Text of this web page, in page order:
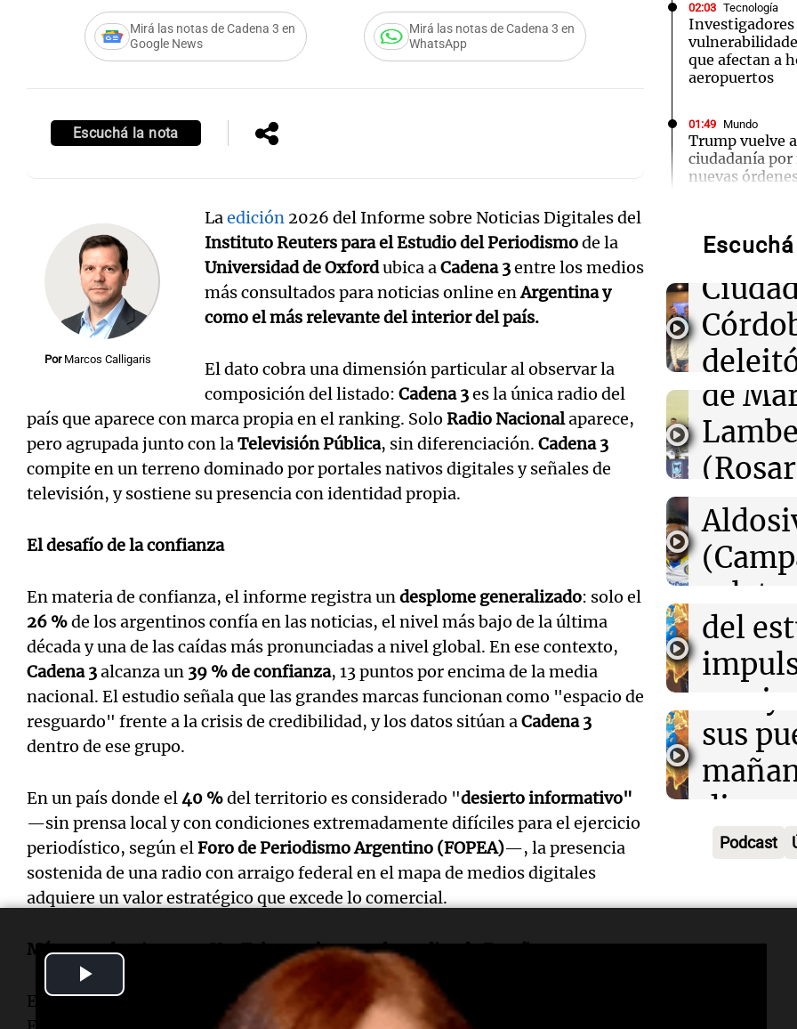
Mirá las notas de Cadena 3 en
Google News
Mirá las notas de Cadena 3 en
WhatsApp
Escuchá la nota
Por Marcos Calligaris
Laedición 2026 del Informe sobre Noticias Digitales del
Instituto Reuters para el Estudio del Periodismode la
Universidad de Oxfordubica aCadena 3entre los medios
más consultados para noticias online enArgentina y
como el más relevante del interior del país.
El dato cobra una dimensión particular al observar la
composición del listado: Cadena 3es la única radio del
país que aparece con marca propia en el ranking. Solo Radio Nacionalaparece,
pero agrupada junto con laTelevisión Pública, sin diferenciación. Cadena 3
compite en un terreno dominado por portales nativos digitales y señales de
televisión, y sostiene su presencia con identidad propia.
El desafío de la confianza
En materia de confianza, el informe registra undesplome generalizado: solo el
26 %de los argentinos confía en las noticias, el nivel más bajo de la última
década y una de las caídas más pronunciadas a nivel global. En ese contexto,
Cadena 3alcanza un 39 % de confianza, 13 puntos por encima de la media
nacional. El estudio señala que las grandes marcas funcionan como "espacio de
resguardo" frente a la crisis de credibilidad, y los datos sitúan aCadena 3
dentro de ese grupo.
En un país donde el40 %del territorio es considerado "desierto informativo"
—sin prensa local y con condiciones extremadamente difíciles para el ejercicio
periodístico, según elForo de Periodismo Argentino (FOPEA)—, la presencia
sostenida de una radio con arraigo federal en el mapa de medios digitales
adquiere un valor estratégico que excede lo comercial.
Más reproducciones en YouTube que las grandes radios de España
Esa presencia digital se verifica también en otras mediciones internacionales.
02:03 Tecnología
que afectan a
aeropuertos
01:49 Mundo
Trump vuelve
ciudadanía
nuevas
Descubren
cuerpo de
00:55 Mundo
China se
Dolphin;
actividades
provincias
00:32 Clima
Clima en Salta:
tiempo este
00:27 Clima
Clima en
el tiempo este
Audio.
radio
tango
Episodios
Audio.
de
de
Deportes
Episodios
Audio.
de
relato
Greco
Deportes
Episodios
Audio.
del
Villa
Panorama
Episodios
Audio.
la
sus
Panorama
Audio.
María
48
Audio.
Podcast